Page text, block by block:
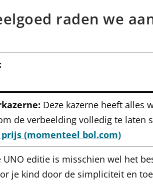
raden we
:
Deze kazerne heeft alles
de verbeelding volledig te laten
prijs (momenteel bol.com)
UNO editie is misschien wel het
je kind door de simpliciteit en